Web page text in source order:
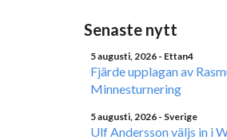
Senaste nytt
5 augusti, 2026 - Ettan4
Fjärde upplagan av
Minnesturnering
5 augusti, 2026 - Sverige
Ulf Andersson väljs in i